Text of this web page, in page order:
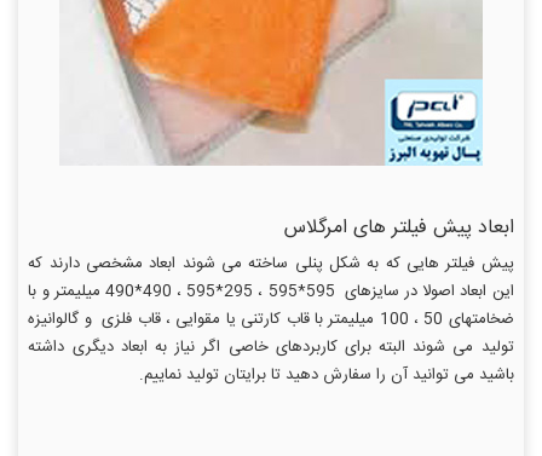
ابعاد پیش فیلتر های امرگلاس
پیش فیلتر هایی که به شکل پنلی ساخته می شوند ابعاد مشخصی دارند که
این ابعاد اصولا در سایزهای 595*595 ، 295*595 ، 490*490 میلیمتر و با
ضخامتهای 50 ، 100 میلیمتر با قاب کارتنی یا مقوایی ، قاب فلزی و گالوانیزه
تولید می شوند البته برای کاربردهای خاصی اگر نیاز به ابعاد دیگری داشته
باشید می توانید آن را سفارش دهید تا برایتان تولید نماییم.